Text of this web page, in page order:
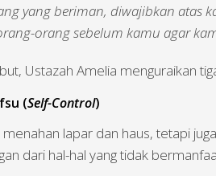
yang beriman, diwajibkan atas
orang sebelum kamu agar
Ustazah Amelia menguraikan
(Self-Control)
menahan lapar dan haus, tetapi
dari hal-hal yang tidak